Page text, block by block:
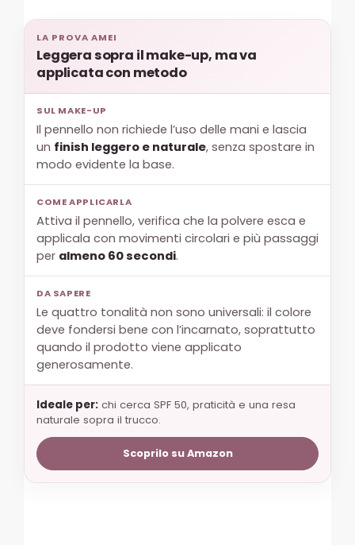
LA PROVA AMEI
Leggera sopra il make-up, ma va
applicata con metodo
SUL MAKE-UP
Il pennello non richiede l’uso delle mani e lascia
un finish leggero e naturale, senza spostare in
modo evidente la base.
COME APPLICARLA
Attiva il pennello, verifica che la polvere esca e
applicala con movimenti circolari e più passaggi
per almeno 60 secondi.
DA SAPERE
Le quattro tonalità non sono universali: il colore
deve fondersi bene con l’incarnato, soprattutto
quando il prodotto viene applicato
generosamente.
Ideale per: chi cerca SPF 50, praticità e una resa
naturale sopra il trucco.
Scoprilo su Amazon